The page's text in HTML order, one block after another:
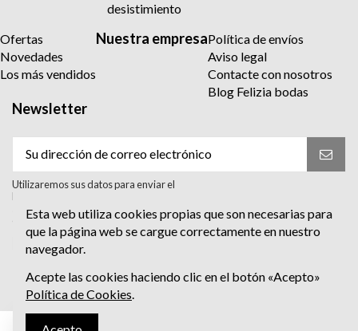
desistimiento
Ofertas
Novedades
Los más vendidos
Nuestra empresaPolítica de envíos
Aviso legal
Contacte con nosotros
Blog Felizia bodas
Newsletter
Utilizaremos sus datos para enviar el
boletín informativo. Para más información
sobre el tratamiento y sus derechos,
consulte la política de privacidad.
Acepto el tratamiento para enviar el
boletín informativo. He leído y Acepto
Esta web utiliza cookies propias que son necesarias para
que la página web se cargue correctamente en nuestro
navegador.
Acepte las cookies haciendo clic en el botón «Acepto»
Política de Cookies.